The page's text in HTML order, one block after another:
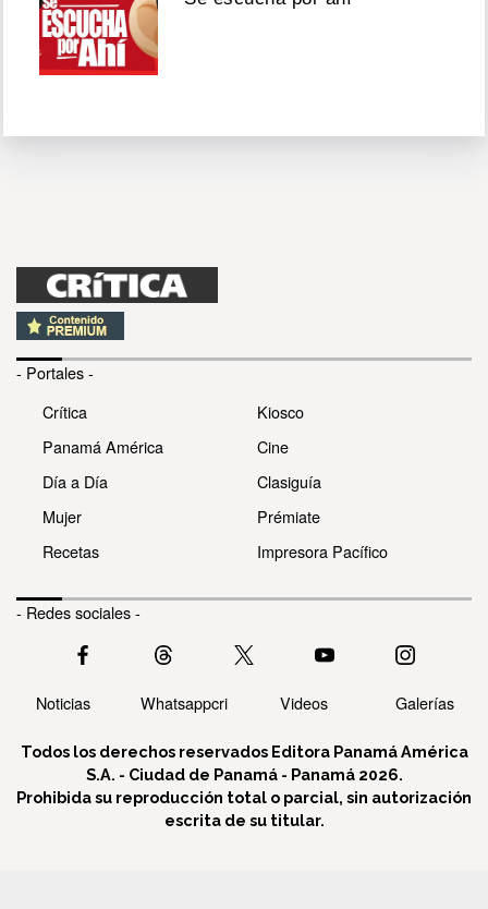
- Portales -
Crítica
Panamá América
Día a Día
Mujer
Recetas
Kiosco
Cine
Clasiguía
Prémiate
Impresora Pacífico
- Redes sociales -
Noticias Whatsappcri Videos Galerías
Todos los derechos reservados Editora Panamá América
S.A. - Ciudad de Panamá - Panamá 2026.
Prohibida su reproducción total o parcial, sin autorización
escrita de su titular.